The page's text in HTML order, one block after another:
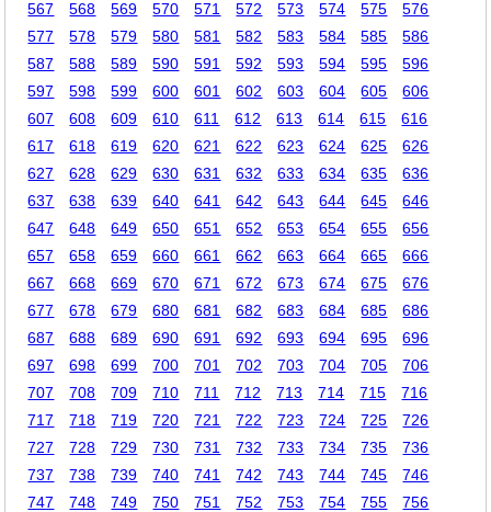
567
568 569 570 571 572 573 574 575
576
577
578 579 580 581 582 583 584 585
586
587
588 589 590 591 592 593 594 595
596
597
598 599 600 601 602 603 604 605
606
607
608 609 610 611 612 613 614 615
616
617
618 619 620 621 622 623 624 625
626
627
628 629 630 631 632 633 634 635
636
637
638 639 640 641 642 643 644 645
646
647
648 649 650 651 652 653 654 655
656
657
658 659 660 661 662 663 664 665
666
667
668 669 670 671 672 673 674 675
676
677
678 679 680 681 682 683 684 685
686
687
688 689 690 691 692 693 694 695
696
697
698 699 700 701 702 703 704 705
706
707
708 709 710 711 712 713 714 715
716
717
718 719 720 721 722 723 724 725
726
727
728 729 730 731 732 733 734 735
736
737
738 739 740 741 742 743 744 745
746
747
748 749 750 751 752 753 754 755
756